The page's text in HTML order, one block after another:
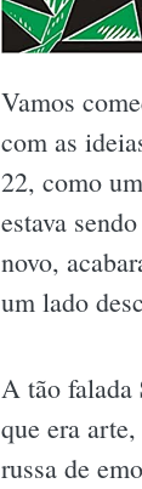
Vamos
com as
22, como
estava
novo,
um lado
A tão falada
que era
russa de